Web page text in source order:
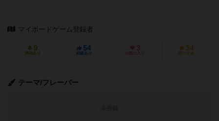
マイボードゲーム登録者
9
興味あり
54
経験あり
3
お気に入り
34
持ってる
テーマ/フレーバー